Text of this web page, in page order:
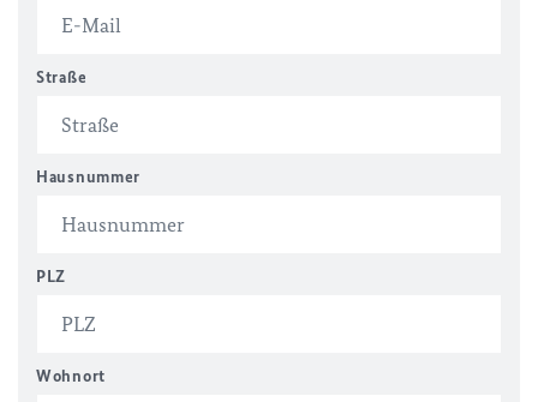
Straße
Hausnummer
PLZ
Wohnort